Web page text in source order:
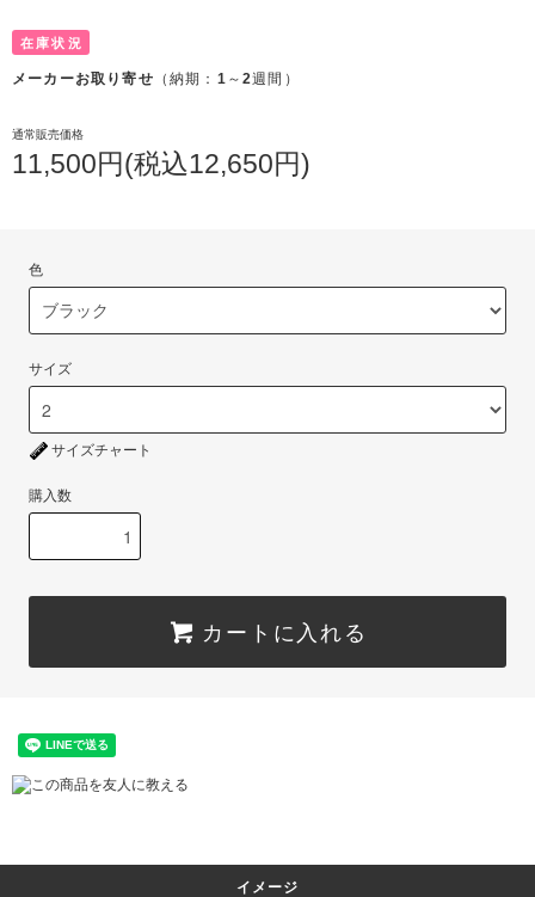
在庫状況
メーカーお取り寄せ （納期： 1 ～2週間）
通常販売価格
11,500円(税込12,650円)
色
サイズ
サイズチャート
購入数
カートに入れる
この商品を友人に教える
イメージ